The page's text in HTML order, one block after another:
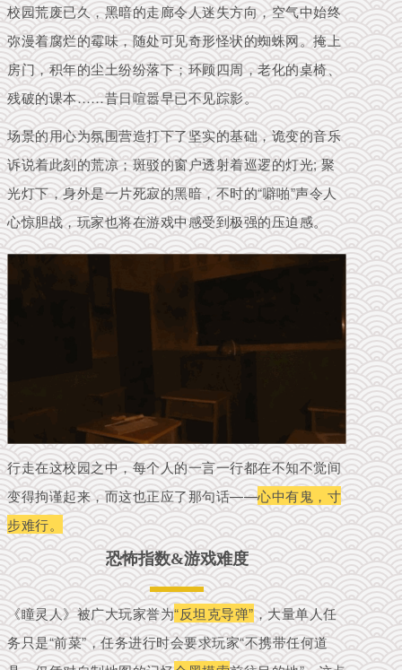
校园荒废已久，黑暗的走廊令人迷失方向，空气中始终
弥漫着腐烂的霉味，随处可见奇形怪状的蜘蛛网。掩上
房门，积年的尘土纷纷落下；环顾四周，老化的桌椅、
残破的课本……昔日喧嚣早已不见踪影。
场景的用心为氛围营造打下了坚实的基础，诡变的音乐
诉说着此刻的荒凉；斑驳的窗户透射着巡逻的灯光; 聚
光灯下，身外是一片死寂的黑暗，不时的“噼啪”声令人
心惊胆战，玩家也将在游戏中感受到极强的压迫感。
行走在这校园之中，每个人的一言一行都在不知不觉间
变得拘谨起来，而这也正应了那句话——心中有鬼，寸
步难行。
恐怖指数&游戏难度
《瞳灵人》被广大玩家誉为“反坦克导弹”，大量单人任
务只是“前菜”，任务进行时会要求玩家“不携带任何道